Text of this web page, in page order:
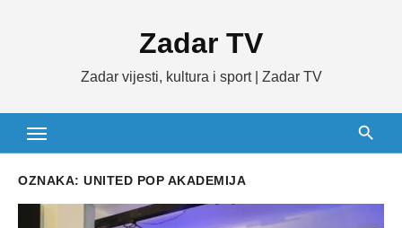
Zadar TV
Zadar vijesti, kultura i sport | Zadar TV
OZNAKA: UNITED POP AKADEMIJA